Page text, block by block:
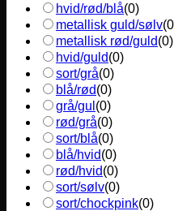
hvid/rød/blå(0)
metallisk guld/sølv(0
metallisk rød/guld(0)
hvid/guld(0)
sort/grå(0)
blå/rød(0)
grå/gul (0)
rød/grå(0)
sort/blå(0)
blå/hvid(0)
rød/hvid(0)
sort/sølv(0)
sort/chockpink(0)